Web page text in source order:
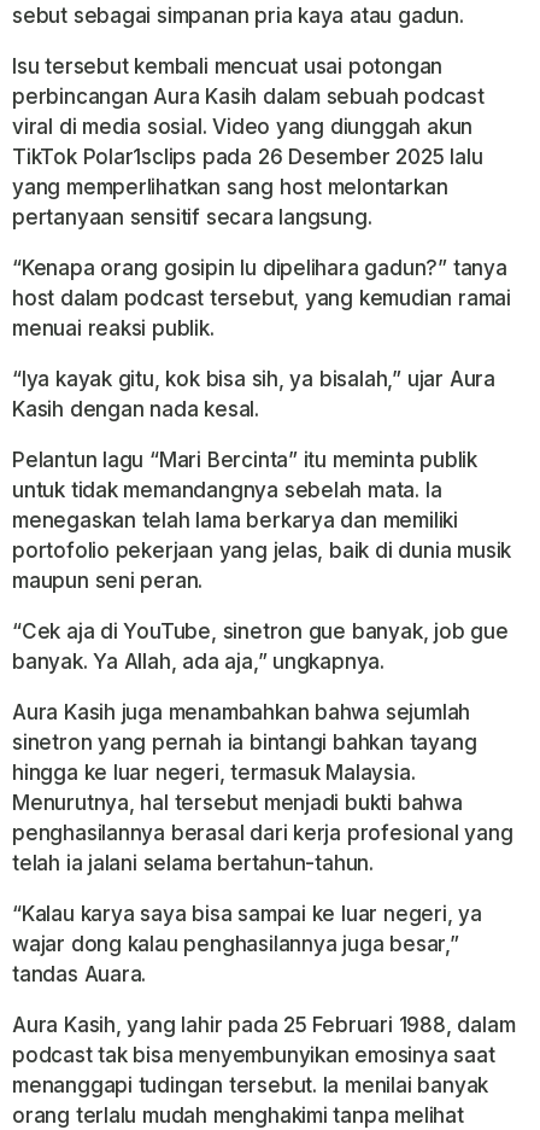
sebut sebagai simpanan pria kaya atau gadun.
Isu tersebut kembali mencuat usai potongan
perbincangan Aura Kasih dalam sebuah podcast
viral di media sosial. Video yang diunggah akun
TikTok Polar1sclips pada 26 Desember 2025 lalu
yang memperlihatkan sang host melontarkan
pertanyaan sensitif secara langsung.
“Kenapa orang gosipin lu dipelihara gadun?” tanya
host dalam podcast tersebut, yang kemudian ramai
menuai reaksi publik.
“Iya kayak gitu, kok bisa sih, ya bisalah,” ujar Aura
Kasih dengan nada kesal.
Pelantun lagu “Mari Bercinta” itu meminta publik
untuk tidak memandangnya sebelah mata. Ia
menegaskan telah lama berkarya dan memiliki
portofolio pekerjaan yang jelas, baik di dunia musik
maupun seni peran.
“Cek aja di YouTube, sinetron gue banyak, job gue
banyak. Ya Allah, ada aja,” ungkapnya.
Aura Kasih juga menambahkan bahwa sejumlah
sinetron yang pernah ia bintangi bahkan tayang
hingga ke luar negeri, termasuk Malaysia.
Menurutnya, hal tersebut menjadi bukti bahwa
penghasilannya berasal dari kerja profesional yang
telah ia jalani selama bertahun-tahun.
“Kalau karya saya bisa sampai ke luar negeri, ya
wajar dong kalau penghasilannya juga besar,”
tandas Auara.
Aura Kasih, yang lahir pada 25 Februari 1988, dalam
podcast tak bisa menyembunyikan emosinya saat
menanggapi tudingan tersebut. Ia menilai banyak
orang terlalu mudah menghakimi tanpa melihat